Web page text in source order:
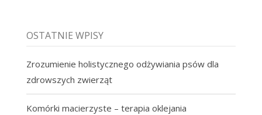
OSTATNIE WPISY
Zrozumienie holistycznego odżywiania psów dla
zdrowszych zwierząt
Komórki macierzyste – terapia oklejania